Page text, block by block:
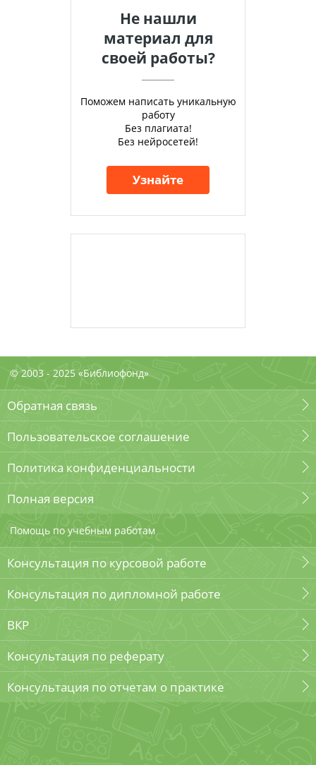
Не нашли
материал для
своей работы?
Поможем написать уникальную
работу
Без плагиата!
Без нейросетей!
Узнайте
© 2003 - 2025 «Библиофонд»
Обратная связь
Пользовательское соглашение
Политика конфиденциальности
Полная версия
Помощь по учебным работам
Консультация по курсовой работе
Консультация по дипломной работе
ВКР
Консультация по реферату
Консультация по отчетам о практике